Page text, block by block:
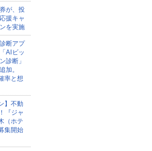
が、投
援キャ
を実施
断アプ
AIビッ
診断」
加。
率と想
】不動
『ジャ
（ホテ
集開始